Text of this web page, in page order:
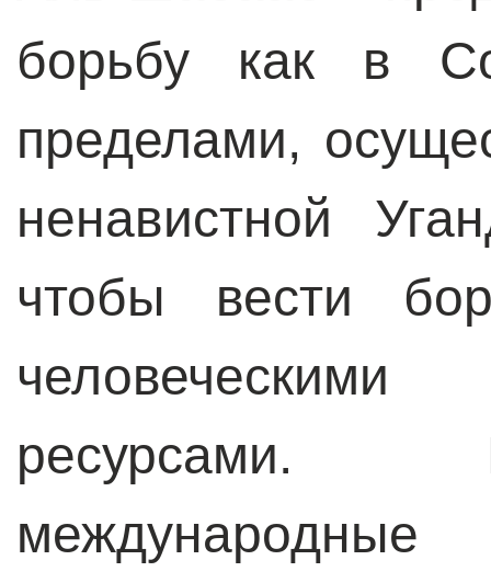
борьбу как в
пределами,
ненавистной
чтобы вести
ресурсами.